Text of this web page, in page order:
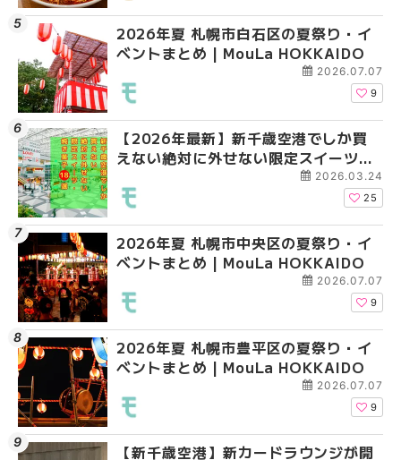
2026年夏 札幌市白石区の夏祭り・イ
ベントまとめ | MouLa HOKKAIDO
2026.07.07
9
【2026年最新】新千歳空港でしか買
えない絶対に外せない限定スイーツ・
焼き菓子18選 | MouLa HOKKAIDO
2026.03.24
25
2026年夏 札幌市中央区の夏祭り・イ
ベントまとめ | MouLa HOKKAIDO
2026.07.07
9
2026年夏 札幌市豊平区の夏祭り・イ
ベントまとめ | MouLa HOKKAIDO
2026.07.07
9
【新千歳空港】新カードラウンジが開
2026年夏 札幌市白石
ベントまとめ |
2026年夏 札幌市南区
ントまとめ | MouLa
2026年夏 札幌市清田
ベントまとめ |
2026年夏 札幌市豊平
ベントまとめ |
2026年夏 札幌市中央
2026年夏 札幌市手稲
ベントまとめ |
2026年夏 札幌市清田
ベントまとめ |
札幌の麻辣湯（マーラ
め専門店6選！本場の
新店まで徹底比較 |
【2026年最新】新千
えない絶対に外せない
焼き菓子18選 |
【新千歳空港】新カー